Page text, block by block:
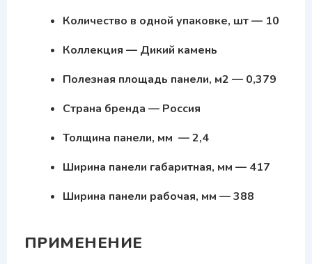
Количество в одной упаковке, шт — 10
Коллекция — Дикий камень
Полезная площадь панели, м2 — 0,379
Страна бренда — Россия
Толщина панели, мм — 2,4
Ширина панели габаритная, мм — 417
Ширина панели рабочая, мм — 388
ПРИМЕНЕНИЕ